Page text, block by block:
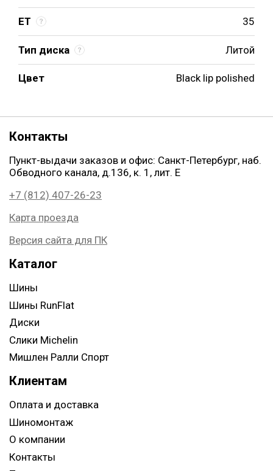
ET 35
Тип диска Литой
Цвет Black lip polished
Контакты
Пункт-выдачи заказов и офис: Санкт-Петербург, наб.
Обводного канала, д.136, к. 1, лит. Е
+7 (812) 407-26-23
Карта проезда
Версия сайта для ПК
Каталог
Шины
Шины RunFlat
Диски
Слики Michelin
Мишлен Ралли Спорт
Клиентам
Оплата и доставка
Шиномонтаж
О компании
Контакты